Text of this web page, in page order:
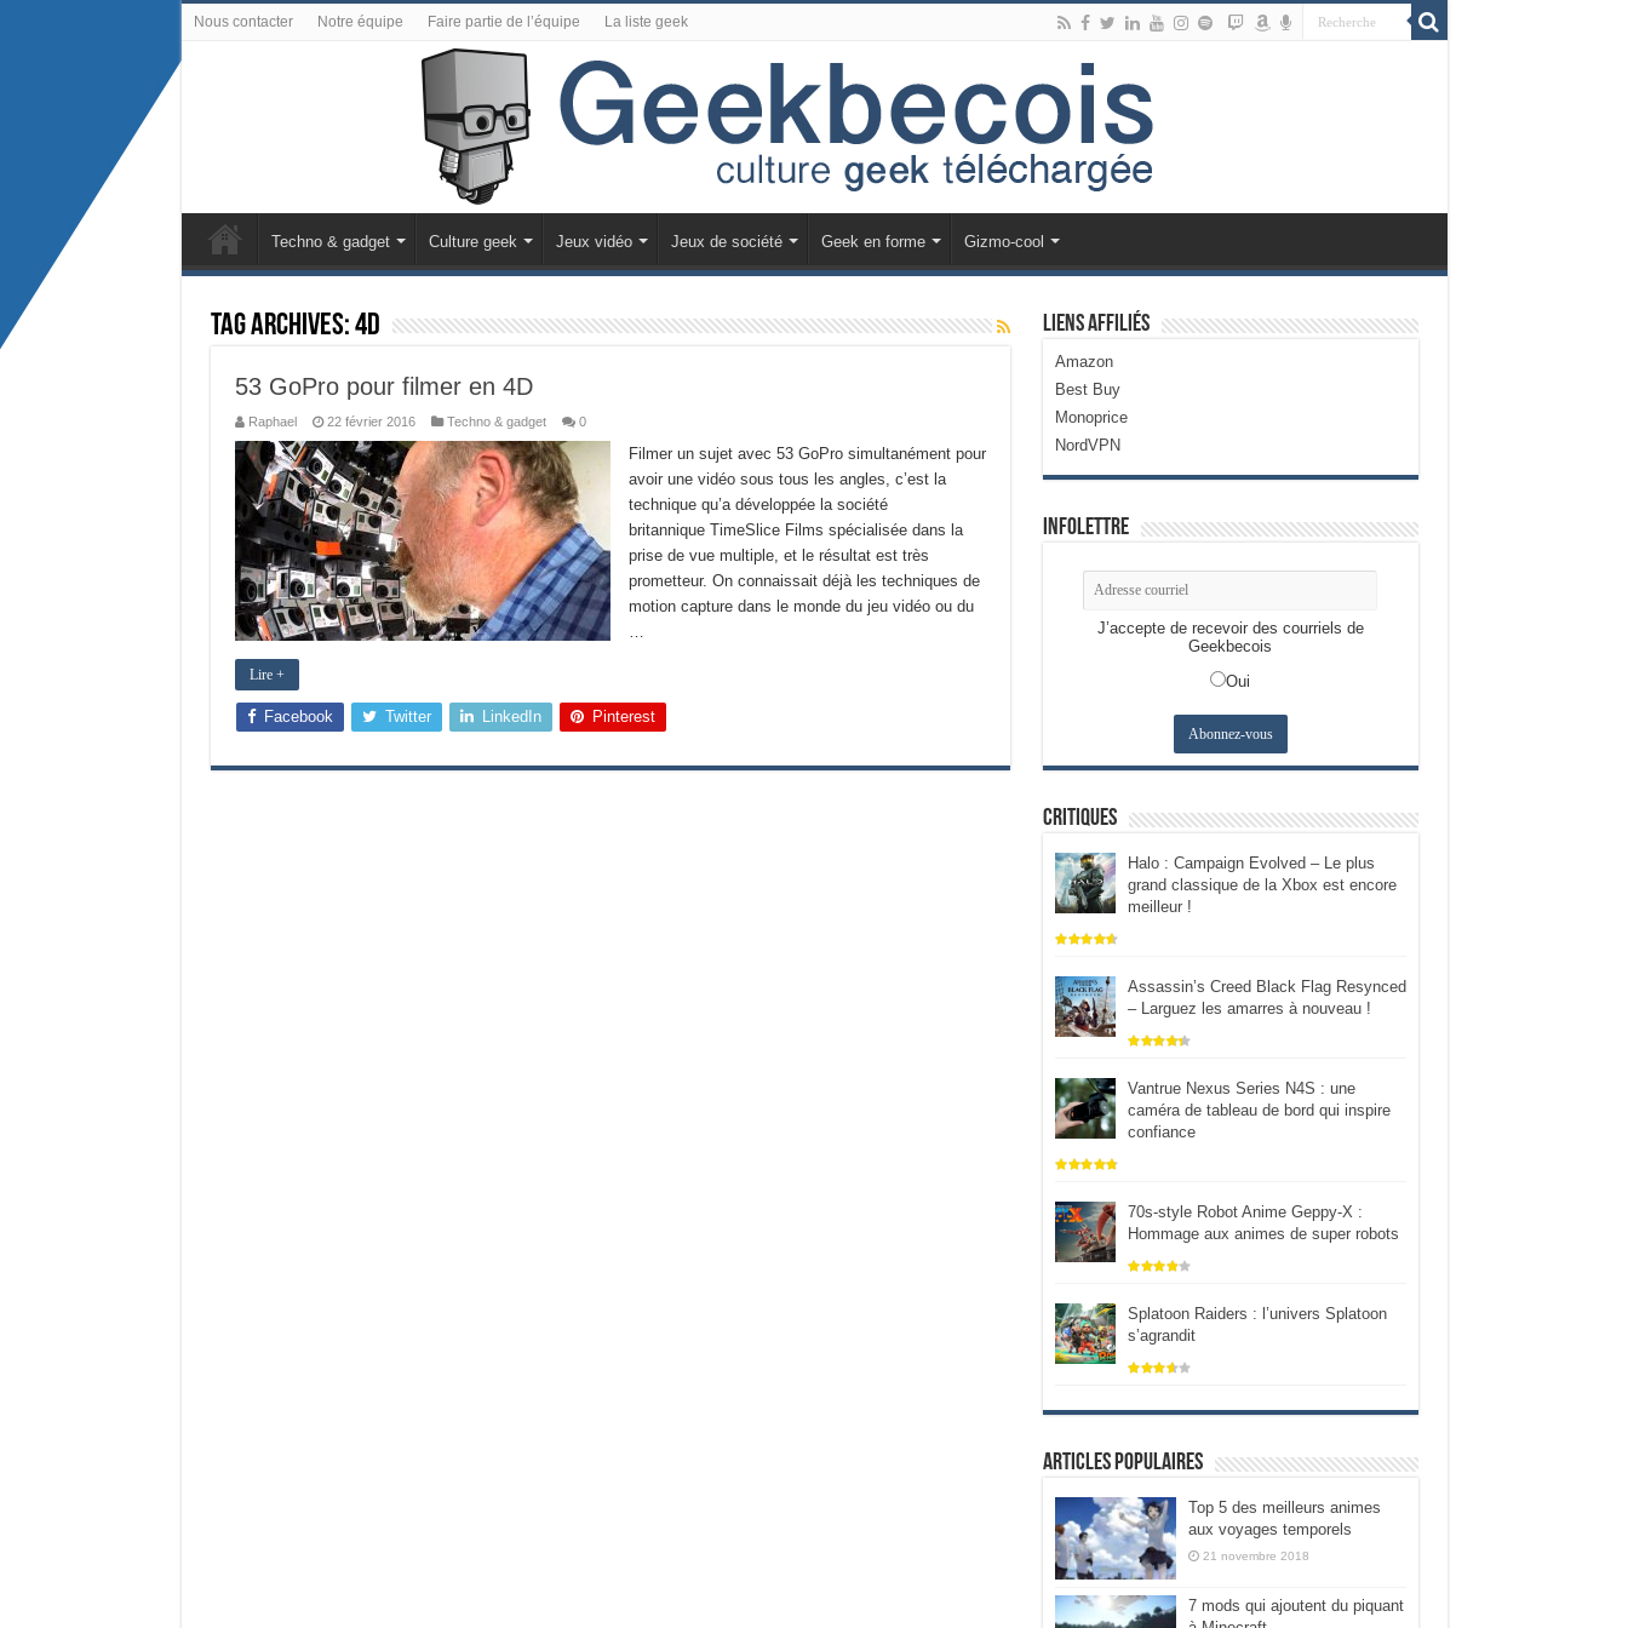
Nous contacter Notre équipe Faire partie de l’équipe La liste geek
Techno & gadget Culture geek Jeux vidéo Jeux de société Geek en forme Gizmo-cool
Tag Archives:4D
53 GoPro pour filmer en 4D
Raphael 22 février 2016 Techno & gadget 0
Filmer un sujet avec 53 GoPro simultanément pour
avoir une vidéo sous tous les angles, c’est la
technique qu’a développée la société
britannique TimeSlice Films spécialisée dans la
prise de vue multiple, et le résultat est très
prometteur. On connaissait déjà les techniques de
motion capture dans le monde du jeu vidéo ou du
…
Lire +
Facebook Twitter LinkedIn Pinterest
Liens Affiliés
Amazon
Best Buy
Monoprice
NordVPN
Infolettre
J’accepte de recevoir des courriels de
Geekbecois
Oui
Critiques
Halo : Campaign Evolved – Le plus
grand classique de la Xbox est encore
meilleur !
Assassin’s Creed Black Flag Resynced
– Larguez les amarres à nouveau !
Vantrue Nexus Series N4S : une
caméra de tableau de bord qui inspire
confiance
70s-style Robot Anime Geppy-X :
Hommage aux animes de super robots
Splatoon Raiders : l’univers Splatoon
s’agrandit
Articles populaires
Top 5 des meilleurs animes
aux voyages temporels
21 novembre 2018
7 mods qui ajoutent du piquant